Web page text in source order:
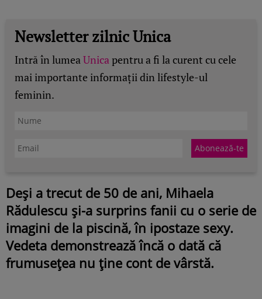
Newsletter zilnic Unica
Intră în lumeaUnicapentru a fi la curent cu cele
mai importante informații din lifestyle-ul
feminin.
Deși a trecut de 50 de ani, Mihaela
Rădulescu și-a surprins fanii cu o serie de
imagini de la piscină, în ipostaze sexy.
Vedeta demonstrează încă o dată că
frumusețea nu ține cont de vârstă.